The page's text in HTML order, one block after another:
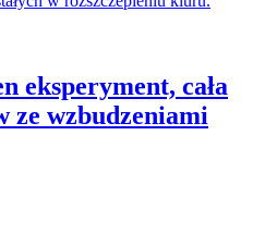
eksperyment, cała
ze wzbudzeniami